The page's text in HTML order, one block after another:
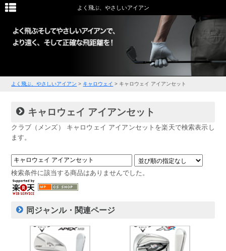
よく飛ぶ、やさしいアイアン
よく飛ぶ、やさしいアイアン > キャロウェイ > キャロウェイ アイアンセット
キャロウェイ アイアンセット
クラブ（メンズ） キャロウェイ アイアンセットを楽天で検索表示し
ます。
検索条件に該当する商品はありませんでした。
同ジャンル・関連ページ